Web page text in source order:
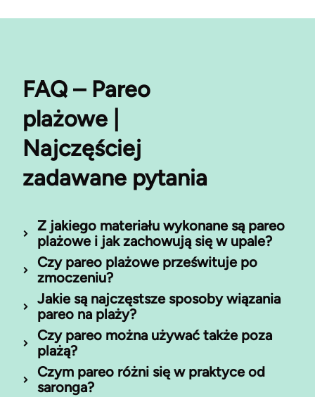
FAQ – Pareo
plażowe |
Najczęściej
zadawane pytania
Z jakiego materiału wykonane są pareo
plażowe i jak zachowują się w upale?
Czy pareo plażowe prześwituje po
zmoczeniu?
Jakie są najczęstsze sposoby wiązania
pareo na plaży?
Czy pareo można używać także poza
plażą?
Czym pareo różni się w praktyce od
saronga?